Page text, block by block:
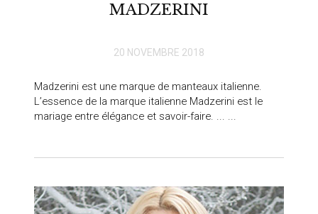
MADZERINI
20 NOVEMBRE 2018
Madzerini est une marque de manteaux italienne.
L’essence de la marque italienne Madzerini est le
mariage entre élégance et savoir-faire. ... ...